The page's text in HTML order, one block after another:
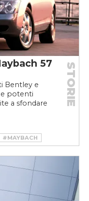
57
Bentley e
e potenti
a sfondare
STORIE
#MAYBACH